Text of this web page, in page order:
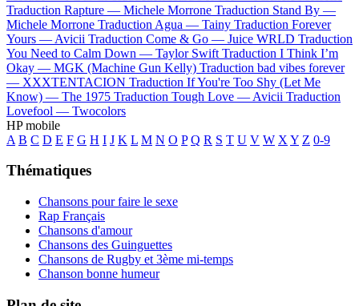
Traduction Rapture — Michele Morrone Traduction Stand By —
Michele Morrone Traduction Agua — Tainy Traduction Forever
Yours — Avicii Traduction Come & Go — Juice WRLD Traduction
You Need to Calm Down — Taylor Swift Traduction I Think I’m
Okay — MGK (Machine Gun Kelly) Traduction bad vibes forever
— XXXTENTACION Traduction If You're Too Shy (Let Me
Know) — The 1975 Traduction Tough Love — Avicii Traduction
Lovefool — Twocolors
HP mobile
A B C D E F G H I J K L M N O P Q R S T U V W X Y Z 0-9
Thématiques
Chansons pour faire le sexe
Rap Français
Chansons d'amour
Chansons des Guinguettes
Chansons de Rugby et 3ème mi-temps
Chanson bonne humeur